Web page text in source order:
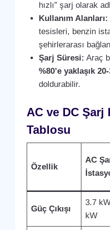
hızlı” şarj olarak
Kullanım Alanları:
tesisleri, benzin
şehirlerarası
Şarj Süresi: Araç
%80’e yaklaşık
doldurabilir.
AC ve DC Şarj
Tablosu
Özellik
AC
Güç Çıkışı
3.7
kW